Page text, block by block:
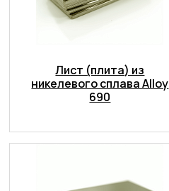
Лист (плита) из
никелевого сплава Alloy
690